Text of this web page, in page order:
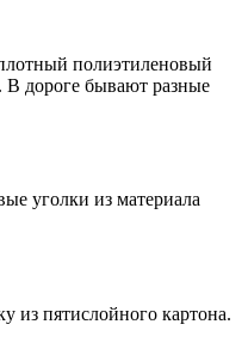
полиэтиленовый
В дороге бывают разные
уголки из материала
из пятислойного картона.